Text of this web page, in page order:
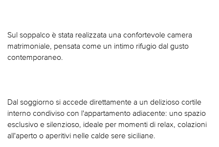
Sul soppalco è stata realizzata una confortevole camera
matrimoniale, pensata come un intimo rifugio dal gusto
contemporaneo.
Dal soggiorno si accede direttamente a un delizioso cortile
interno condiviso con l'appartamento adiacente: uno spazio
esclusivo e silenzioso, ideale per momenti di relax, colazioni
all'aperto o aperitivi nelle calde sere siciliane.